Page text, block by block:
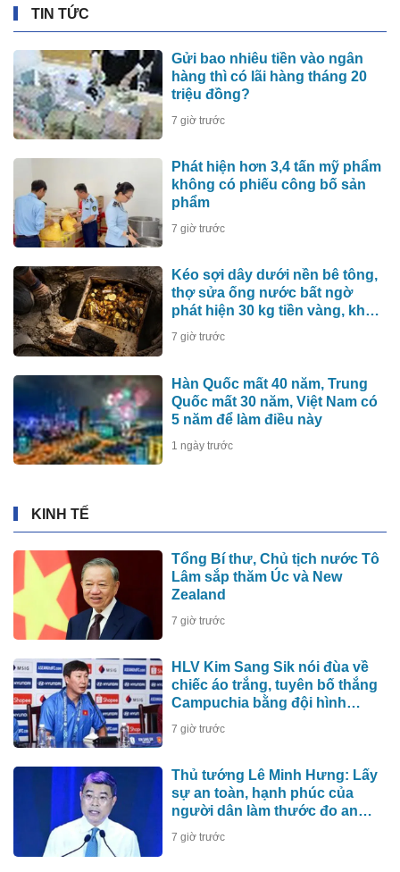
TIN TỨC
Gửi bao nhiêu tiền vào ngân
hàng thì có lãi hàng tháng 20
triệu đồng?
7 giờ trước
Phát hiện hơn 3,4 tấn mỹ phẩm
không có phiếu công bố sản
phẩm
7 giờ trước
Kéo sợi dây dưới nền bê tông,
thợ sửa ống nước bất ngờ
phát hiện 30 kg tiền vàng, khu
vực lập tức bị phong tỏa
7 giờ trước
Hàn Quốc mất 40 năm, Trung
Quốc mất 30 năm, Việt Nam có
5 năm để làm điều này
1 ngày trước
KINH TẾ
Tổng Bí thư, Chủ tịch nước Tô
Lâm sắp thăm Úc và New
Zealand
7 giờ trước
HLV Kim Sang Sik nói đùa về
chiếc áo trắng, tuyên bố thắng
Campuchia bằng đội hình
mạnh nhất
7 giờ trước
Thủ tướng Lê Minh Hưng: Lấy
sự an toàn, hạnh phúc của
người dân làm thước đo an
ninh mạng
7 giờ trước